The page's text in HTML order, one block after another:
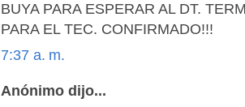
BUYA PARA ESPERAR AL DT.
PARA EL TEC. CONFIRMADO!!!
7:37 a. m.
Anónimo dijo...